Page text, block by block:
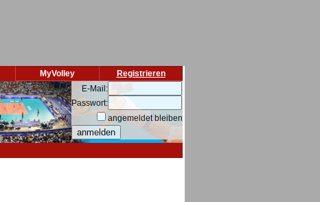
Registrieren
MyVolley
E-Mail:
Passwort:
angemeldet bleiben